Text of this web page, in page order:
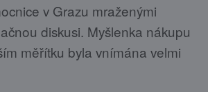
v Grazu mraženými
diskusi. Myšlenka nákupu
měřítku byla vnímána velmi